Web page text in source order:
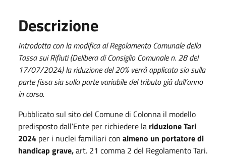
Descrizione
Introdotta con la modifica al Regolamento Comunale della
Tassa sui Rifiuti (Delibera di Consiglio Comunale n. 28 del
17/07/2024) la riduzione del 20% verrà applicata sia sulla
parte fissa sia sulla parte variabile del tributo già dall’anno
in corso.
Pubblicato sul sito del Comune di Colonna il modello
predisposto dall’Ente per richiedere la riduzione Tari
2024 per i nuclei familiari con almeno un portatore di
handicap grave,art. 21 comma 2 del Regolamento Tari.